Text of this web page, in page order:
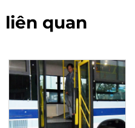
liên quan